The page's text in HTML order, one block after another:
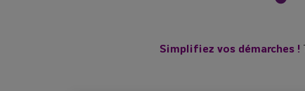
Simplifiez vos démarches !